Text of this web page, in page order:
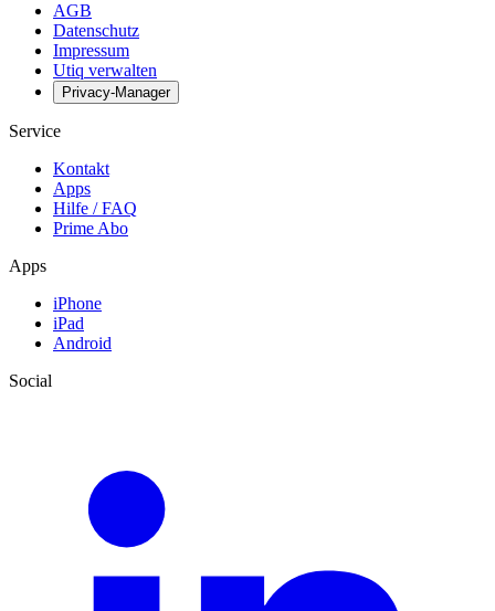
AGB
Datenschutz
Impressum
Utiq verwalten
Privacy-Manager
Service
Kontakt
Apps
Hilfe / FAQ
Prime Abo
Apps
iPhone
iPad
Android
Social